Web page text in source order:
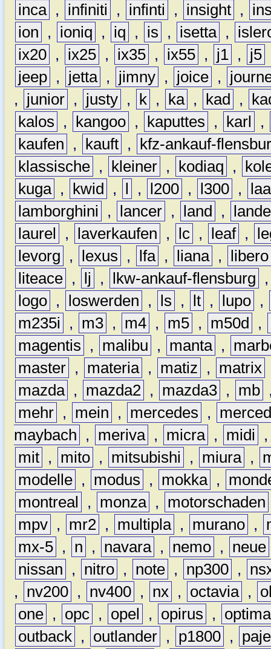
inca , infiniti , infinti , insight ,
ion
, ioniq , iq , is , isetta ,
ix20 , ix25 , ix35 , ix55 , j1 , j5
jeep , jetta , jimny , joice ,
,
junior , justy , k , ka , kad ,
kalos
, kangoo , kaputtes , karl
,
kaufen
, kauft ,
kfz-ankauf-
klassische , kleiner , kodiaq ,
kuga , kwid , l , l200 , l300 ,
lamborghini
, lancer , land ,
laurel
, laverkaufen , lc , leaf ,
levorg
, lexus , lfa , liana ,
libero
liteace , lj , lkw-ankauf-flensburg
logo , loswerden , ls , lt , lupo ,
m235i
, m3 , m4 , m5 , m50d ,
magentis
, malibu , manta ,
master , materia , matiz , matrix
mazda , mazda2 , mazda3 , mb
mehr , mein , mercedes ,
maybach
, meriva , micra , midi
mit , mito , mitsubishi , miura ,
modelle , modus , mokka ,
montreal
, monza , motorschaden
mpv , mr2 , multipla , murano ,
mx-5 , n , navara , nemo , neue
nissan
, nitro , note , np300 ,
,
nv200 , nv400 , nx , octavia ,
one , opc , opel , opirus ,
optima
outback , outlander , p1800 ,